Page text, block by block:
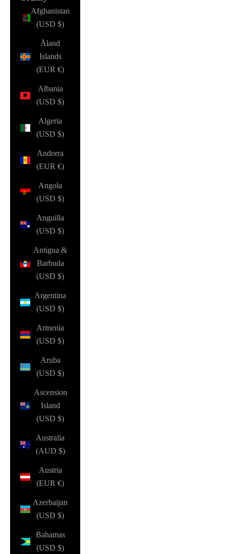
Afghanistan
(USD $)
Åland
Islands
(EUR €)
Albania
(USD $)
Algeria
(USD $)
Andorra
(EUR €)
Angola
(USD $)
Anguilla
(USD $)
Antigua &
Barbuda
(USD $)
Argentina
(USD $)
Armenia
(USD $)
Aruba
(USD $)
Ascension
Island
(USD $)
Australia
(AUD $)
Austria
(EUR €)
Azerbaijan
(USD $)
Bahamas
(USD $)